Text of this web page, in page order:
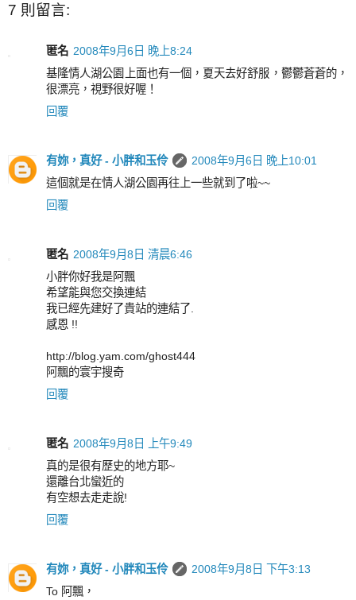
7 則留言:
匿名 2008年9月6日 晚上8:24
基隆情人湖公園上面也有一個，夏天去好舒服，鬱鬱蒼蒼的，
很漂亮，視野很好喔！
回覆
有妳，真好 - 小胖和玉伶
2008年9月6日 晚上10:01
這個就是在情人湖公園再往上一些就到了啦~~
回覆
匿名 2008年9月8日 清晨6:46
小胖你好我是阿飄
希望能與您交換連結
我已經先建好了貴站的連結了.
感恩 !!
http://blog.yam.com/ghost444
阿飄的寰宇搜奇
回覆
匿名 2008年9月8日 上午9:49
真的是很有歷史的地方耶~
還離台北蠻近的
有空想去走走說!
回覆
有妳，真好 - 小胖和玉伶
2008年9月8日 下午3:13
To 阿飄，